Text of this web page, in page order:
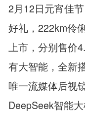
2月12日元宵佳
好礼，222km伶
上市，分别售价
有大智能，全新
唯一流媒体后视
DeepSeek智能